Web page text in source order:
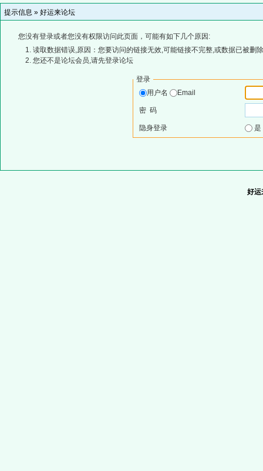
提示信息 » 好运来论坛
您没有登录或者您没有权限访问此页面，可能有如下几个原因:
读取数据错误,原因：您要访问的链接无效,可能链接不完整,或数据已被删
您还不是论坛会员,请先登录论坛
登录
用户名
Email
密 码
隐身登录
好